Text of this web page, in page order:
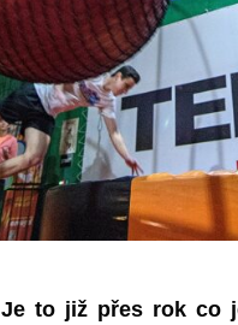
Je to již přes rok co